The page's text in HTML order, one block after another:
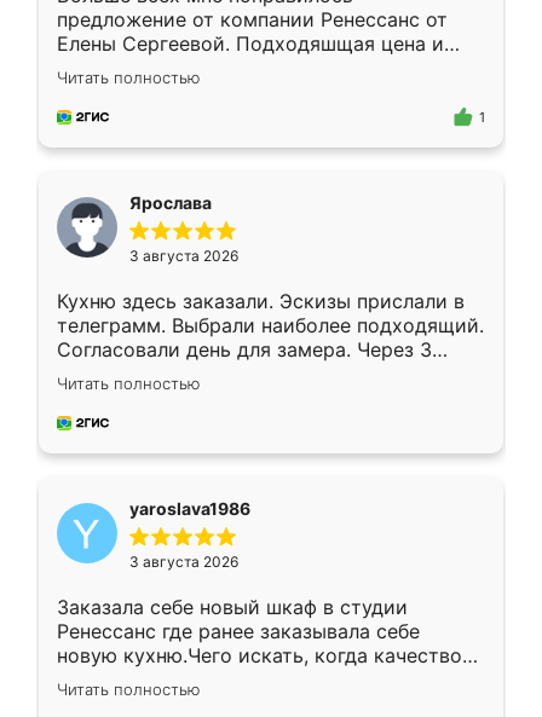
предложение от компании Ренессанс от
Елены Сергеевой. Подходяшщая цена и
короткие сроки изготовления. Приехавший
для замера сотрудник Владислав
предложил по моему эскизу самый
Читать полностью
1
Ярослава
3 августа 2026
Кухню здесь заказали. Эскизы прислали в
телеграмм. Выбрали наиболее подходящий.
Согласовали день для замера. Через 3
недели кухня была уже готова. Остались
довольны работой. Спасибо Ренессанс
мебель за качественную работу!
Читать полностью
yaroslava1986
3 августа 2026
Заказала себе новый шкаф в студии
Ренессанс где ранее заказывала себе
новую кухню.Чего искать, когда качеством
вполне довольна. Служит кухня уже почти
два года, нареканий нет.
Читать полностью